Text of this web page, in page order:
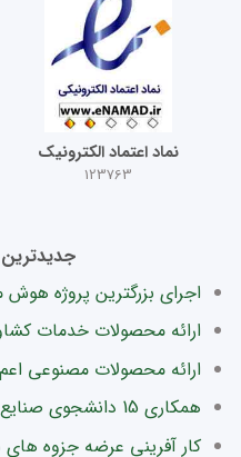
نماد اعتماد الکترونیک
123763
جدیدترین
اجرای بزرگترین پروژه
ارائه محصولات خدمات
ارائه محصولات مصنوعی اعم
همکاری 15 دانشجوی صنایع کشاورزی
کار آفرینی عرضه جزوه